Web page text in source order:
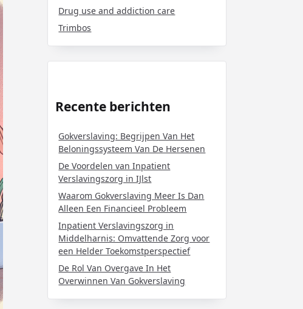
Drug use and addiction care
Trimbos
Recente berichten
Gokverslaving: Begrijpen Van Het
Beloningssysteem Van De Hersenen
De Voordelen van Inpatient
Verslavingszorg in IJlst
Waarom Gokverslaving Meer Is Dan
Alleen Een Financieel Probleem
Inpatient Verslavingszorg in
Middelharnis: Omvattende Zorg voor
een Helder Toekomstperspectief
De Rol Van Overgave In Het
Overwinnen Van Gokverslaving